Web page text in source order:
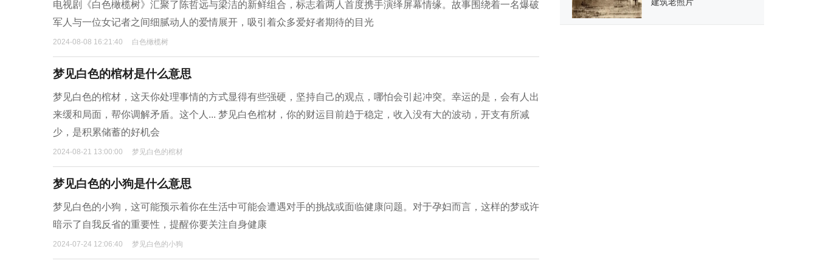
电视剧《白色橄榄树》汇聚了陈哲远与梁洁的新鲜组合，标志着两人首度携手演绎屏幕情缘。故事围绕着一名爆破
军人与一位女记者之间细腻动人的爱情展开，吸引着众多爱好者期待的目光
2024-08-08 16:21:40 白色橄榄树
梦见白色的棺材是什么意思
梦见白色的棺材，这天你处理事情的方式显得有些强硬，坚持自己的观点，哪怕会引起冲突。幸运的是，会有人出
来缓和局面，帮你调解矛盾。这个人... 梦见白色棺材，你的财运目前趋于稳定，收入没有大的波动，开支有所减
少，是积累储蓄的好机会
2024-08-21 13:00:00 梦见白色的棺材
梦见白色的小狗是什么意思
梦见白色的小狗，这可能预示着你在生活中可能会遭遇对手的挑战或面临健康问题。对于孕妇而言，这样的梦或许
暗示了自我反省的重要性，提醒你要关注自身健康
2024-07-24 12:06:40 梦见白色的小狗